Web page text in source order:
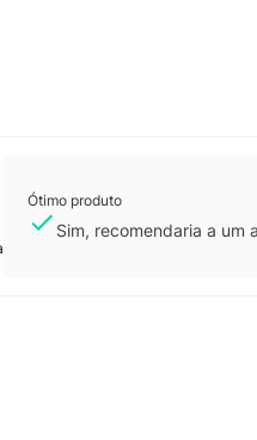
Ótimo produto
Sim, recomendaria a um